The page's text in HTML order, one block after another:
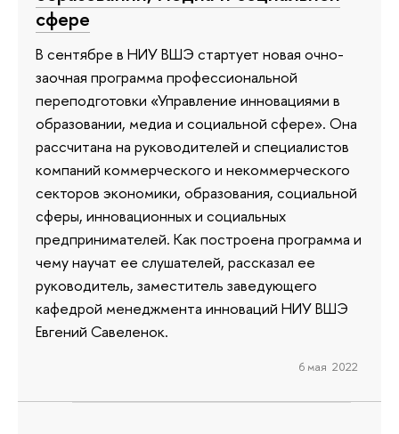
сфере
В сентябре в НИУ ВШЭ стартует новая очно-
заочная программа профессиональной
переподготовки «Управление инновациями в
образовании, медиа и социальной сфере». Она
рассчитана на руководителей и специалистов
компаний коммерческого и некоммерческого
секторов экономики, образования, социальной
сферы, инновационных и социальных
предпринимателей. Как построена программа и
чему научат ее слушателей, рассказал ее
руководитель, заместитель заведующего
кафедрой менеджмента инноваций НИУ ВШЭ
Евгений Савеленок.
6 мая 2022